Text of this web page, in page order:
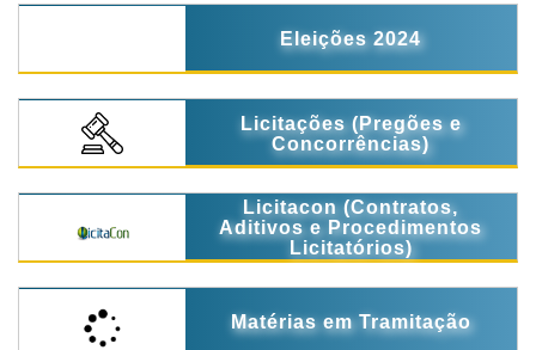
Eleições 2024
Licitações (Pregões e
Concorrências)
Licitacon (Contratos,
Aditivos e Procedimentos
Licitatórios)
Matérias em Tramitação